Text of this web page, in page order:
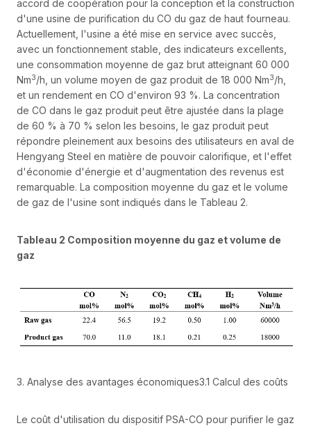
accord de coopération pour la conception et la construction
d'une usine de purification du CO du gaz de haut fourneau.
Actuellement, l'usine a été mise en service avec succès,
avec un fonctionnement stable, des indicateurs excellents,
une consommation moyenne de gaz brut atteignant 60 000
Nm3/h, un volume moyen de gaz produit de 18 000 Nm3/h,
et un rendement en CO d'environ 93 %. La concentration
de CO dans le gaz produit peut être ajustée dans la plage
de 60 % à 70 % selon les besoins, le gaz produit peut
répondre pleinement aux besoins des utilisateurs en aval de
Hengyang Steel en matière de pouvoir calorifique, et l'effet
d'économie d'énergie et d'augmentation des revenus est
remarquable. La composition moyenne du gaz et le volume
de gaz de l'usine sont indiqués dans le Tableau 2.
Tableau 2 Composition moyenne du gaz et volume de
gaz
3. Analyse des avantages économiques3.1 Calcul des coûts
Le coût d'utilisation du dispositif PSA-CO pour purifier le gaz